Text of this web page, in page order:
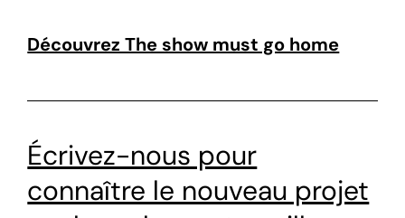
Découvrez The show must go home
Écrivez-nous pour
connaître le nouveau projet